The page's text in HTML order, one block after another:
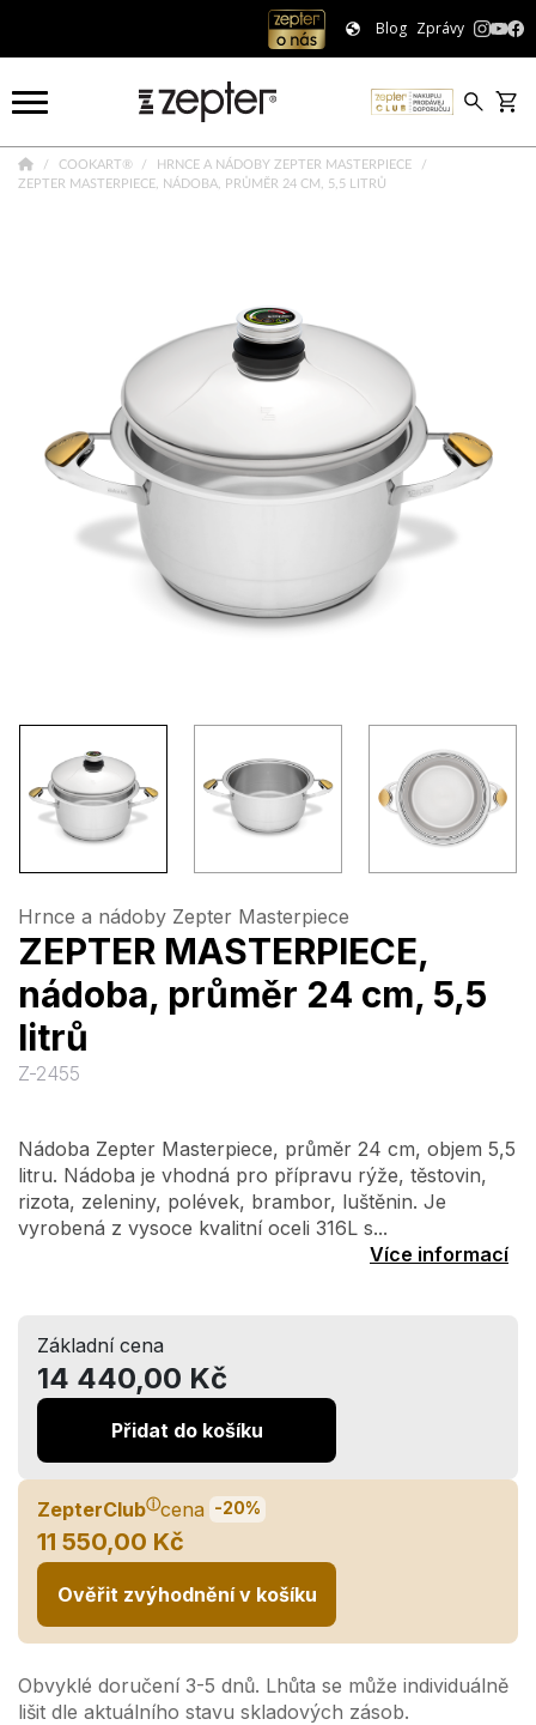
Blog Zprávy
COOKART®
HRNCE A NÁDOBY ZEPTER MASTERPIECE
ZEPTER MASTERPIECE, NÁDOBA, PRŮMĚR 24 CM, 5,5 LITRŮ
Hrnce a nádoby Zepter Masterpiece
ZEPTER MASTERPIECE,
nádoba, průměr 24 cm, 5,5
litrů
Z-2455
Nádoba Zepter Masterpiece, průměr 24 cm, objem 5,5
litru. Nádoba je vhodná pro přípravu rýže, těstovin,
rizota, zeleniny, polévek, brambor, luštěnin. Je
vyrobená z vysoce kvalitní oceli 316L s...
Více informací
Základní cena
14 440,00 Kč
Přidat do košíku
ZepterClubⓘcena -20%
11 550,00 Kč
Ověřit zvýhodnění v košíku
Obvyklé doručení 3-5 dnů. Lhůta se může individuálně
lišit dle aktuálního stavu skladových zásob.